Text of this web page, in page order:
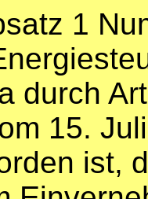
1
durch
15.
ist,